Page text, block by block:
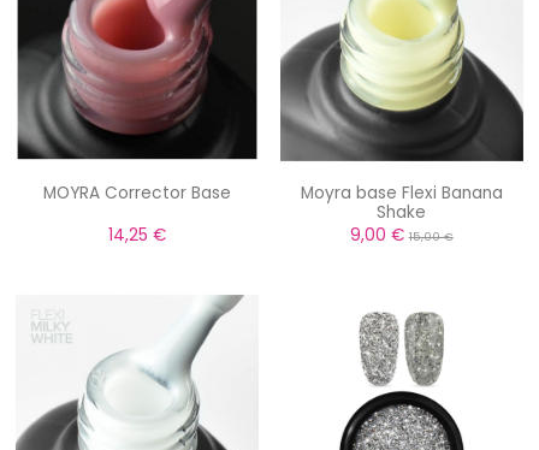
MOYRA Corrector Base
14,25 €
Moyra base Flexi Banana
Shake
9,00 €15,00 €